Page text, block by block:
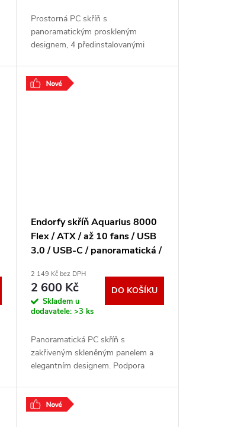
Prostorná PC skříň s
panoramatickým proskleným
designem, 4 předinstalovanými
základní deskou, podpora
Endorfy skříň Aquarius 8000
Flex / ATX / až 10 fans / USB
3.0 / USB-C / panoramatická /
EY2A022
2 149 Kč bez DPH
2 600 Kč
Skladem u
dodavatele: >3 ks
DO KOŠÍKU
Panoramatická PC skříň s
zakřiveným skleněným panelem a
elegantním designem. Podpora
connect, až 10 ventilátorů, GPU